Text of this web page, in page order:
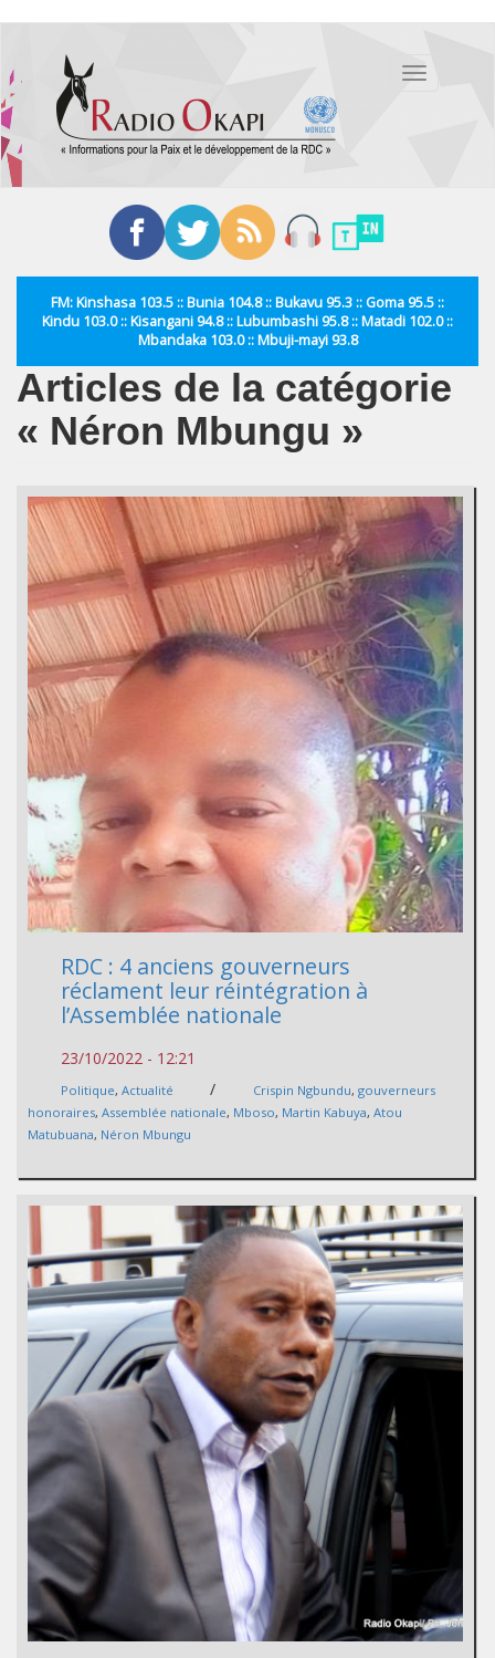
contenu
principal
Toggle
FM: Kinshasa 103.5 :: Bunia 104.8 :: Bukavu 95.3 :: Goma 95.5 ::
Kindu 103.0 :: Kisangani 94.8 :: Lubumbashi 95.8 :: Matadi 102.0 ::
Mbandaka 103.0 :: Mbuji-mayi 93.8
Articles de la catégorie
« Néron Mbungu »
RDC : 4 anciens gouverneurs
réclament leur réintégration à
l’Assemblée nationale
23/10/2022 - 12:21
Politique, Actualité / Crispin Ngbundu, gouverneurs
honoraires, Assemblée nationale, Mboso, Martin Kabuya, Atou
Matubuana, Néron Mbungu